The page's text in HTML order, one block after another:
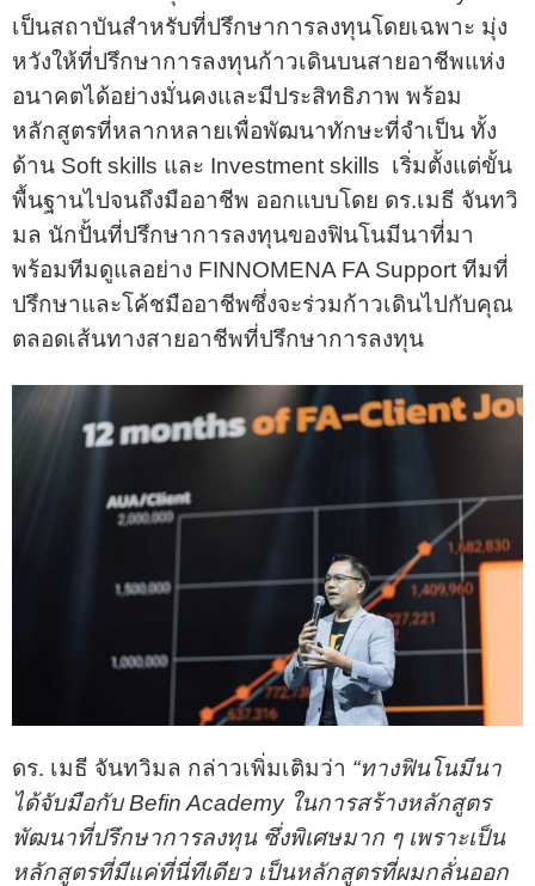
เป็นสถาบันสำหรับที่ปรึกษาการลงทุนโดยเฉพาะ มุ่ง
หวังให้ที่ปรึกษาการลงทุนก้าวเดินบนสายอาชีพแห่ง
อนาคตได้อย่างมั่นคงและมีประสิทธิภาพ พร้อม
หลักสูตรที่หลากหลายเพื่อพัฒนาทักษะที่จำเป็น ทั้ง
ด้าน Soft skills และ Investment skills เริ่มตั้งแต่ขั้น
พื้นฐานไปจนถึงมืออาชีพ ออกแบบโดย ดร.เมธี จันทวิ
มล นักปั้นที่ปรึกษาการลงทุนของฟินโนมีนาที่มา
พร้อมทีมดูแลอย่าง FINNOMENA FA Support ทีมที่
ปรึกษาและโค้ชมืออาชีพซึ่งจะร่วมก้าวเดินไปกับคุณ
ตลอดเส้นทางสายอาชีพที่ปรึกษาการลงทุน
ดร. เมธี จันทวิมล กล่าวเพิ่มเติมว่า “ทางฟินโนมีนา
ได้จับมือกับ Befin Academy ในการสร้างหลักสูตร
พัฒนาที่ปรึกษาการลงทุน ซึ่งพิเศษมาก ๆ เพราะเป็น
หลักสูตรที่มีแค่ที่นี่ทีเดียว เป็นหลักสูตรที่ผมกลั่นออก